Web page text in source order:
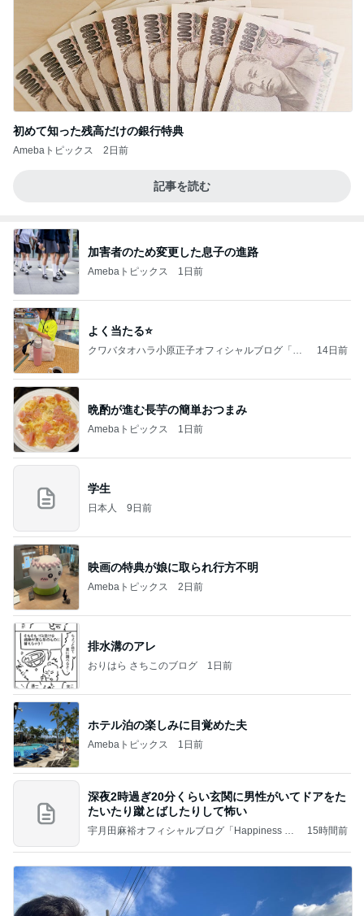
初めて知った残高だけの銀行特典
Amebaトピックス 2日前
記事を読む
加害者のため変更した息子の進路
Amebaトピックス 1日前
よく当たる⭐️
クワバタオハラ小原正子オフィシャルブログ「女
14日前
晩酌が進む長芋の簡単おつまみ
Amebaトピックス 1日前
学生
日本人 9日前
映画の特典が娘に取られ行方不明
Amebaトピックス 2日前
排水溝のアレ
おりはら さちこのブログ 1日前
ホテル泊の楽しみに目覚めた夫
Amebaトピックス 1日前
深夜2時過ぎ20分くらい玄関に男性がいてドアをた
たいたり蹴とばしたりして怖い
宇月田麻裕オフィシャルブログ「Happiness Fa
15時間前